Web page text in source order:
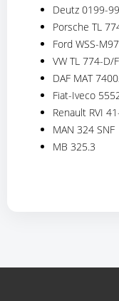
Deutz 0199-
Porsche TL
Ford WSS-
VW TL 774-D/F
DAF MAT
Fiat-Iveco
Renault RVI
MAN 324 SNF
MB 325.3